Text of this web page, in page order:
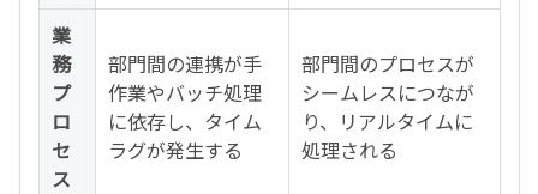
業
務
プ
ロ
セ
ス
部門間の連携が手
作業やバッチ処理
に依存し、タイム
ラグが発生する
部門間のプロセスが
シームレスにつなが
り、リアルタイムに
処理される